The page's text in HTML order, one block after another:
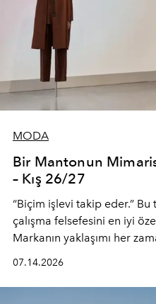
MODA
Bir Mantonun
– Kış 26/27
“Biçim işlevi takip eder.” Bu
çalışma felsefesini en iyi
Markanın yaklaşımı her
(savoir-faire) buluşan
07.14.2026